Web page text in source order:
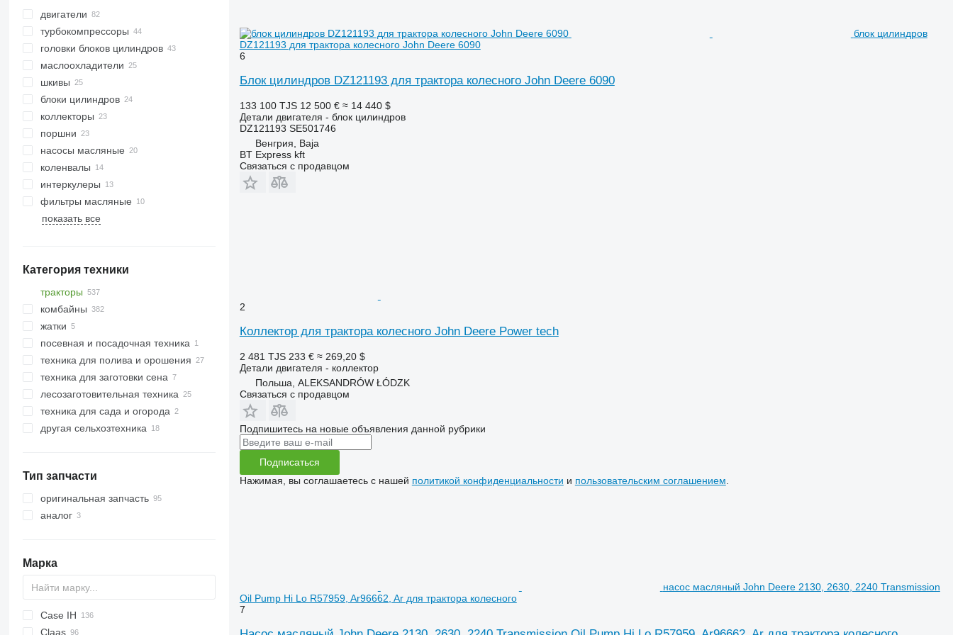
двигатели
турбокомпрессоры
головки блоков цилиндров
маслоохладители
шкивы
блоки цилиндров
коллекторы
поршни
насосы масляные
коленвалы
интеркулеры
фильтры масляные
показать все
Категория техники
тракторы
минитракторы
тракторы гусеничные
тракторы колесные
комбайны
хлопкоуборочные комбайны
зерноуборочные комбайны
кормоуборочные комбайны
другие комбайны
жатки
жатки зерновые
посевная и посадочная техника
техника для полива и орошения
техника для заготовки сена
косилки
сельскохозяйственные погрузчики
лесозаготовительная техника
форвардеры
харвестеры
техника для сада и огорода
тракторы газонокосилки
другая сельхозтехника
Тип запчасти
оригинальная запчасть
аналог
Марка
S series
T series
Case IH
310
C-series
Claas
блок цилиндров
DZ121193 для трактора колесного John Deere 6090
6
Блок цилиндров DZ121193 для трактора колесного John Deere 6090
133 100 TJS 12 500 € ≈ 14 440 $
Детали двигателя - блок цилиндров
DZ121193 SE501746
Венгрия, Baja
BT Express kft
Связаться с продавцом
2
Коллектор для трактора колесного John Deere Power tech
2 481 TJS 233 € ≈ 269,20 $
Детали двигателя - коллектор
Польша, ALEKSANDRÓW ŁÓDZK
Связаться с продавцом
Подпишитесь на новые объявления данной рубрики
Подписаться
Нажимая, вы соглашаетесь с нашей политикой конфиденциальности и пользовательским соглашением
насос масляный John Deere 2130, 2630, 2240 Transmission
Oil Pump Hi Lo R57959, Ar96662, Ar для трактора колесного
7